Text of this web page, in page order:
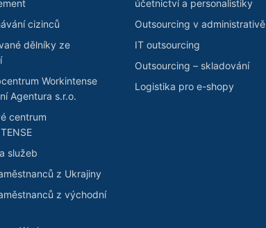
cizinců
dělníky ze
Workintense
Agentura s.r.o.
centrum
služeb
z Ukrajiny
z východní
účetnictví a personalistiky
Outsourcing v administrativě
IT outsourcing
Outsourcing – skladování
Logistika pro e-shopy